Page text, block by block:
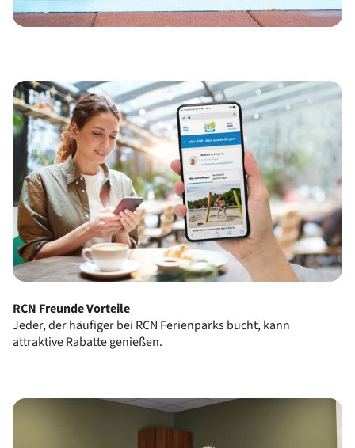
RCN Freunde Vorteile
Jeder, der häufiger bei RCN Ferienparks bucht, kann
attraktive Rabatte genießen.